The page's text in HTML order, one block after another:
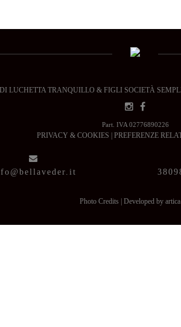
LUCHETTA TRANQUILLO & FIGLI SOCIETÀ
Part. IVA 02776890226
PRIVACY & COOKIES PREFERENZE
Photo Credits Developed by